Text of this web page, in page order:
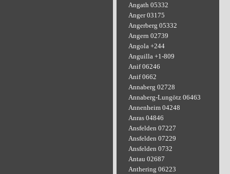
Angath 05332
Anger 03175
Angerberg 05332
Angern 02739
Angola +244
Anguilla +1-809
Anif 06246
Anif 0662
Annaberg 02728
Annaberg-Lungötz 06463
Annenheim 04248
Anras 04846
Ansfelden 07227
Ansfelden 07229
Ansfelden 0732
Antau 02687
Anthering 06223